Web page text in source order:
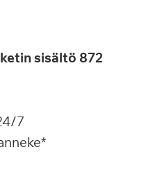
sisältö 872
7